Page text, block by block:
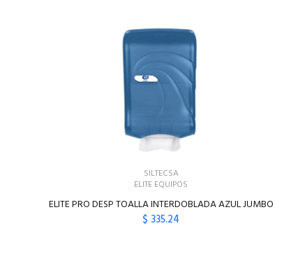
SILTECSA
ELITE EQUIPOS
ELITE PRO DESP TOALLA INTERDOBLADA AZUL JUMBO
$ 335.24